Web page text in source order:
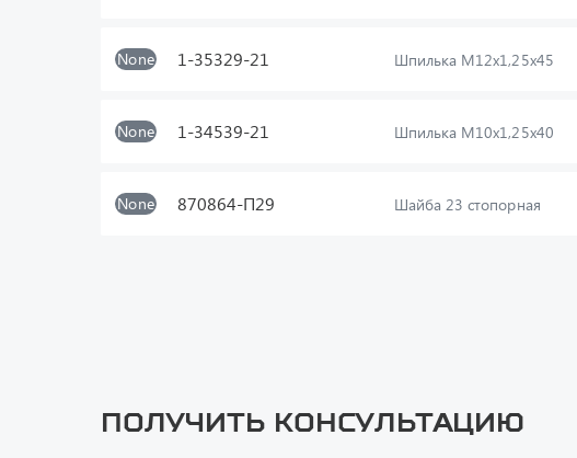
None 1-35329-21 Шпилька М12х1,25х45
None 1-34539-21 Шпилька М10х1,25х40
None 870864-П29 Шайба 23 стопорная
Получить консультацию